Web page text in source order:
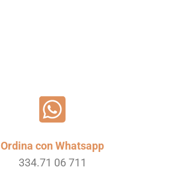
Ordina con Whatsapp
334.71 06 711